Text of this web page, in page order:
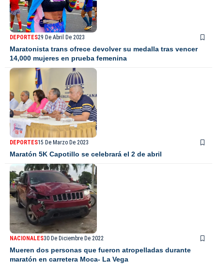
DEPORTES29 De Abril De 2023
Maratonista trans ofrece devolver su medalla tras vencer
14,000 mujeres en prueba femenina
DEPORTES15 De Marzo De 2023
Maratón 5K Capotillo se celebrará el 2 de abril
NACIONALES30 De Diciembre De 2022
Mueren dos personas que fueron atropelladas durante
maratón en carretera Moca- La Vega